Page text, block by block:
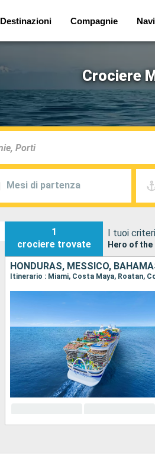
Destinazioni Compagnie Navi
Crociere
Mesi di partenza
1
crociere trovate
I tuoi
Hero of the
HONDURAS, MESSICO,
Itinerario : Miami, Costa Maya, Roatan,